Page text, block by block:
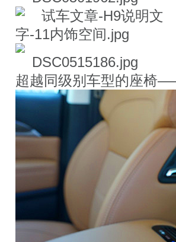
超越同级别车型的座椅